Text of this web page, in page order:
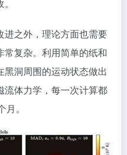
之外，理论方面也需要
复杂。利用简单的纸和
洞周围的运动状态做出
流体力学，每一次计算都
。